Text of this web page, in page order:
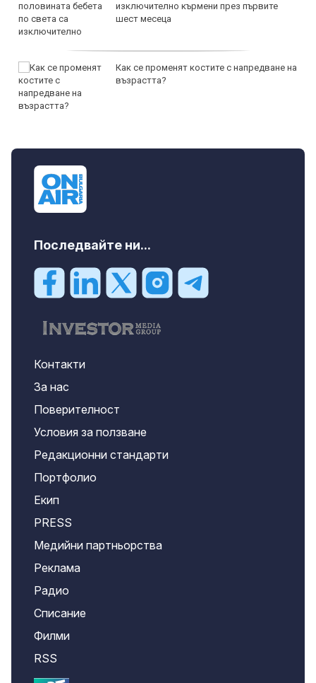
изключително кърмени през първите
шест месеца
Как се променят костите с напредване на
възрастта?
Последвайте ни...
Контакти
За нас
Поверителност
Условия за ползване
Редакционни стандарти
Портфолио
Екип
PRESS
Медийни партньорства
Реклама
Радио
Списание
Филми
RSS